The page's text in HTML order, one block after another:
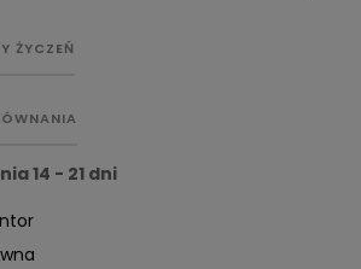
ŻYCZEŃ
14 - 21 dni